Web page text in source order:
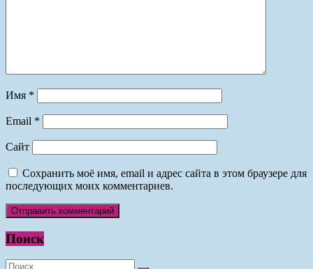
Имя *
Email *
Сайт
Сохранить моё имя, email и адрес сайта в этом браузере для
последующих моих комментариев.
Поиск